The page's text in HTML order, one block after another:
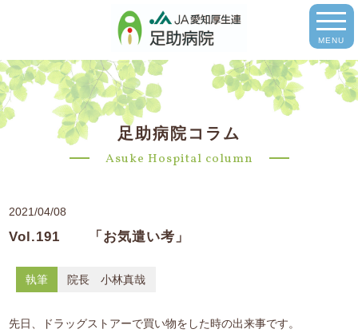
MENU
足助病院コラム
Asuke Hospital column
2021/04/08
Vol.191 「お気遣い考」
執筆 院長 小林真哉
先日、ドラッグストアーで買い物をした時の出来事です。